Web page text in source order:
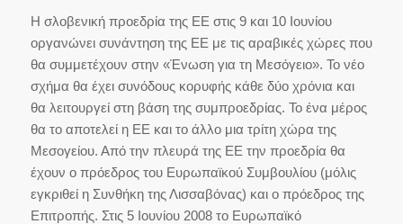
Η σλοβενική προεδρία της ΕΕ στις 9 και 10 Ιουνίου
οργανώνει συνάντηση της ΕΕ με τις αραβικές χώρες που
θα συμμετέχουν στην «Ένωση για τη Μεσόγειο». Το νέο
σχήμα θα έχει συνόδους κορυφής κάθε δύο χρόνια και
θα λειτουργεί στη βάση της συμπροεδρίας. Το ένα μέρος
θα το αποτελεί η ΕΕ και το άλλο μια τρίτη χώρα της
Μεσογείου. Από την πλευρά της ΕΕ την προεδρία θα
έχουν ο πρόεδρος του Ευρωπαϊκού Συμβουλίου (μόλις
εγκριθεί η Συνθήκη της Λισσαβόνας) και ο πρόεδρος της
Επιτροπής. Στις 5 Ιουνίου 2008 το Ευρωπαϊκό